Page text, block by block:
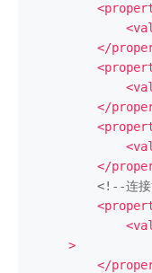
</
</
</
<!--连接
>
</